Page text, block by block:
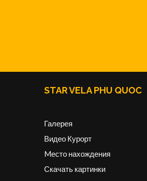
STAR VELA PHU QUOC
Галерея
Видео Курорт
Mесто нахождения
Скачать картинки